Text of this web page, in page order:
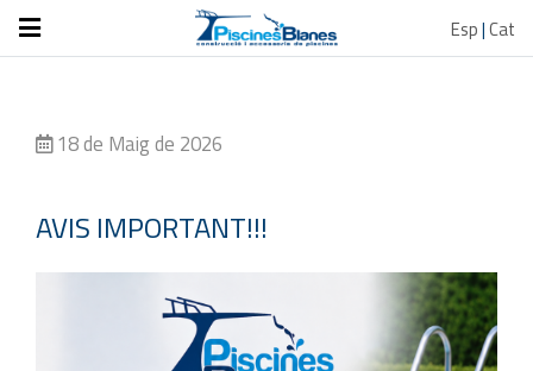
Esp|Cat
18 de Maig de 2026
AVIS IMPORTANT!!!